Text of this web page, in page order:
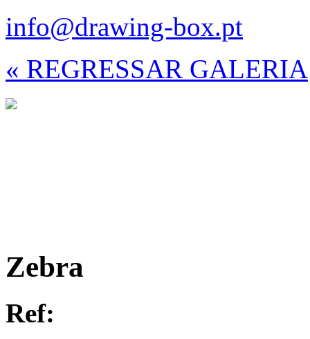
info@drawing-box.pt
« REGRESSAR GALERIA
Zebra
Ref: